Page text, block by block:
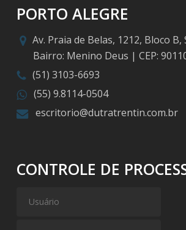
PORTO ALEGRE
Av. Praia de Belas, 1212, Bloco B,
Bairro: Menino Deus | CEP:
(51) 3103-6693
(55) 9.8114-0504
escritorio@dutratrentin.com.br
CONTROLE DE